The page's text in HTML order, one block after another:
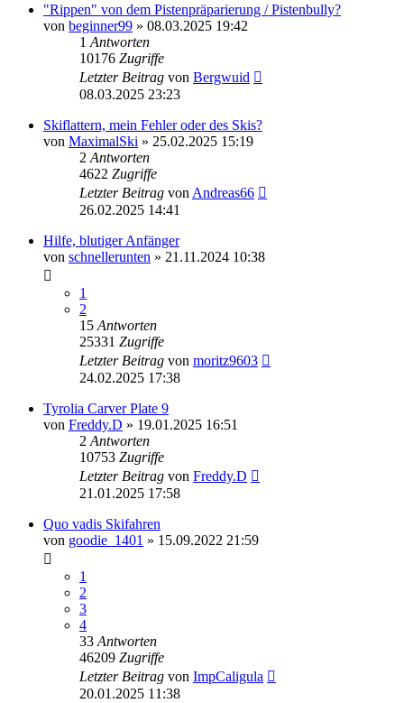
"Rippen" von dem Pistenpräparierung / Pistenbully?
von beginner99 » 08.03.2025 19:42
1 Antworten
10176 Zugriffe
Letzter Beitrag von Bergwuid
08.03.2025 23:23
Skiflattern, mein Fehler oder des Skis?
von MaximalSki » 25.02.2025 15:19
2 Antworten
4622 Zugriffe
Letzter Beitrag von Andreas66
26.02.2025 14:41
Hilfe, blutiger Anfänger
von schnellerunten » 21.11.2024 10:38
1
2
15 Antworten
25331 Zugriffe
Letzter Beitrag von moritz9603
24.02.2025 17:38
Tyrolia Carver Plate 9
von Freddy.D » 19.01.2025 16:51
2 Antworten
10753 Zugriffe
Letzter Beitrag von Freddy.D
21.01.2025 17:58
Quo vadis Skifahren
von goodie_1401 » 15.09.2022 21:59
1
2
3
4
33 Antworten
46209 Zugriffe
Letzter Beitrag von ImpCaligula
20.01.2025 11:38